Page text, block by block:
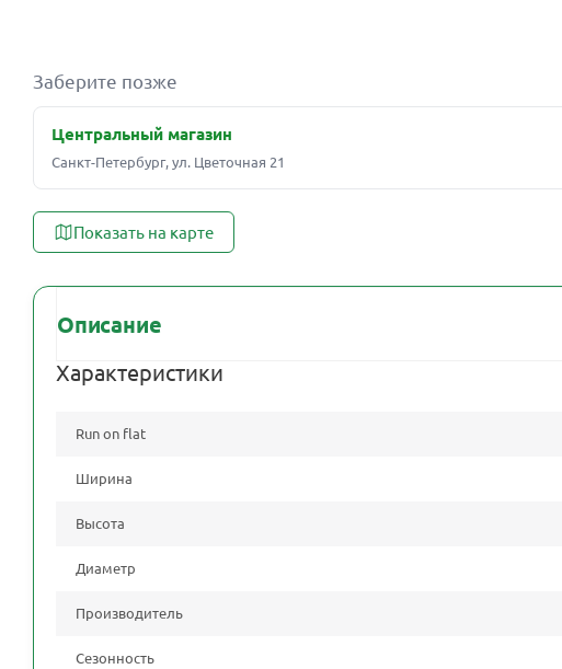
Заберите позже
Центральный магазин
Санкт-Петербург, ул. Цветочная 21
Показать на карте
Описание
Характеристики
Run on flat
Ширина
Высота
Диаметр
Производитель
Сезонность